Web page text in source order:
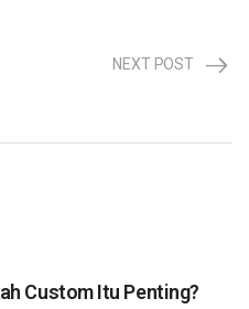
NEXT POST
Custom Itu Penting?